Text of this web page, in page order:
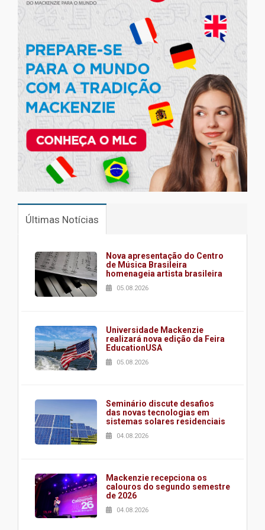
Últimas Notícias
Nova apresentação do Centro
de Música Brasileira
homenageia artista brasileira
05.08.2026
Universidade Mackenzie
realizará nova edição da Feira
EducationUSA
05.08.2026
Seminário discute desafios
das novas tecnologias em
sistemas solares residenciais
04.08.2026
Mackenzie recepciona os
calouros do segundo semestre
de 2026
04.08.2026